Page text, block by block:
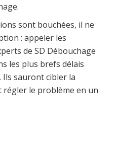
sont bouchées, il ne
: appeler les
de SD Débouchage
les plus brefs délais
Ils sauront cibler la
régler le problème en un